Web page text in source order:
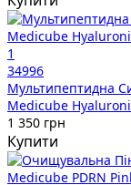
1
34996
Мультипептидна
Medicube
1 350 грн
Купити